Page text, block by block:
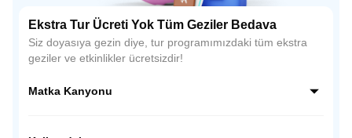
Ekstra Tur Ücreti Yok Tüm Geziler Bedava
Siz doyasıya gezin diye, tur programımızdaki tüm ekstra
geziler ve etkinlikler ücretsizdir!
Matka Kanyonu